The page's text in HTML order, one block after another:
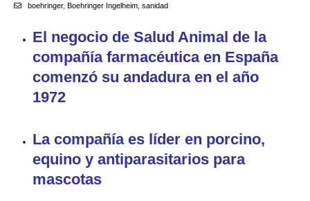
boehringer, Boehringer Ingelheim, sanidad
El negocio de Salud Animal de la
compañía farmacéutica en España
comenzó su andadura en el año
1972
La compañía es líder en porcino,
equino y antiparasitarios para
mascotas